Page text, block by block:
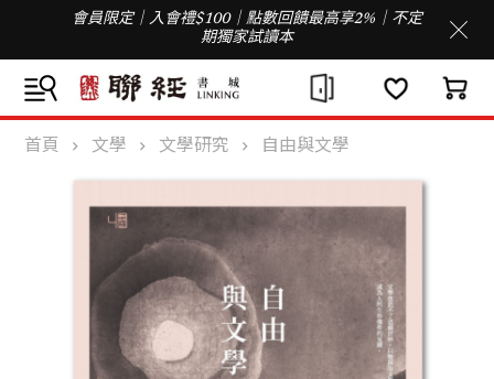
會員限定｜入會禮$100｜點數回饋最高享2%｜不定
期獨家試讀本
首頁 文學 文學研究 自由與文學